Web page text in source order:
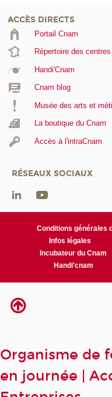
ACCÈS DIRECTS
Portail Cnam
Répertoire des
Handi'Cnam
Cnam blog
Musée des arts et
La boutique du Cnam
Accès à l'intraCnam
RÉSEAUX SOCIAUX
Conditions générales
Infos légales
Incubateur du Cnam
Handi'cnam
Organisme de
en journée |